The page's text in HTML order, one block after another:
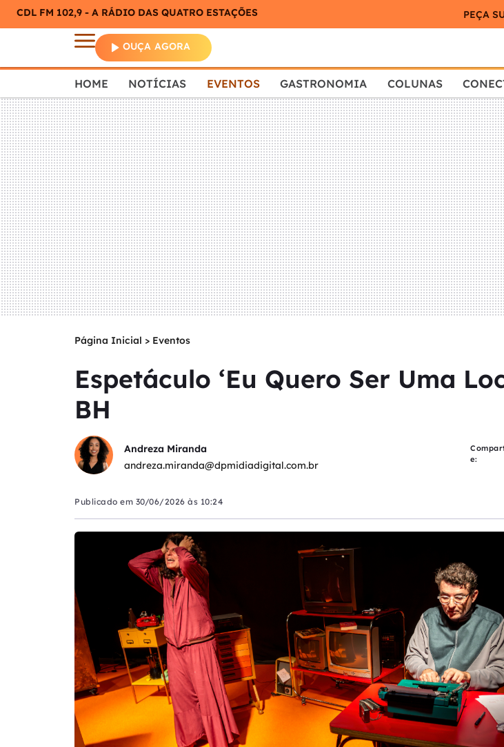
CDL FM 102,9 - A RÁDIO DAS QUATRO ESTAÇÕES PEÇA
OUÇA AGORA
HOME NOTÍCIAS EVENTOS GASTRONOMIA COLUNAS
Página Inicial > Eventos
Espetáculo ‘Eu Quero Ser Uma
BH
Andreza Miranda
andreza.miranda@dpmidiadigital.com.br
e:
Publicado em 30/06/2026 às 10:24